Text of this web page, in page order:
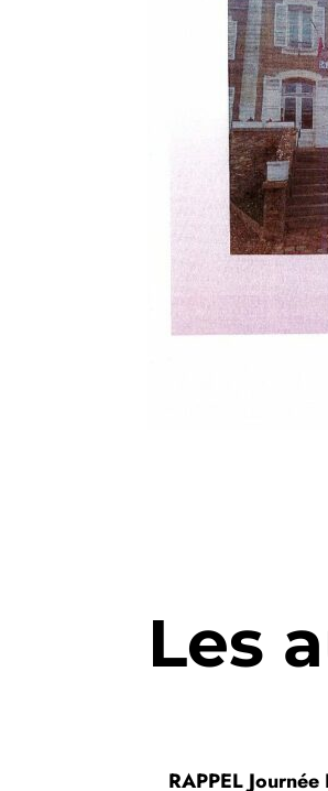
Les
RAPPEL